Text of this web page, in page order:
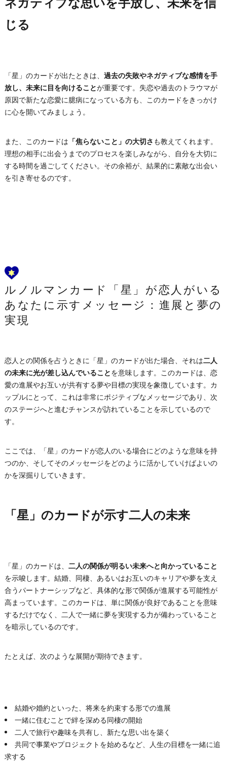
じる
「星」のカードが出たときは、 過去の失敗やネガティブな感情を手
放し、未来に目を向けることが重要です。失恋や過去のトラウマが
原因で新たな恋愛に臆病になっている方も、このカードをきっかけ
に心を開いてみましょう。
また、このカードは 「焦らないこと」の大切さ も教えてくれます。
理想の相手に出会うまでのプロセスを楽しみながら、自分を大切に
する時間を過ごしてください。その余裕が、結果的に素敵な出会い
を引き寄せるのです。
ルノルマンカード「星」が恋人がいる
あなたに示すメッセージ：進展と夢の
実現
恋人との関係を占うときに「星」のカードが出た場合、それは二人
の未来に光が差し込んでいることを意味します。このカードは、恋
愛の進展やお互いが共有する夢や目標の実現を象徴しています。カ
ップルにとって、これは非常にポジティブなメッセージであり、次
のステージへと進むチャンスが訪れていることを示しているので
す。
ここでは、「星」のカードが恋人のいる場合にどのような意味を持
つのか、そしてそのメッセージをどのように活かしていけばよいの
かを深掘りしていきます。
「星」のカードが示す二人の未来
「星」のカードは、 二人の関係が明るい未来へと向かっていること
を示唆します。結婚、同棲、あるいはお互いのキャリアや夢を支え
合うパートナーシップなど、具体的な形で関係が進展する可能性が
高まっています。このカードは、単に関係が良好であることを意味
するだけでなく、二人で一緒に夢を実現する力が備わっていること
を暗示しているのです。
たとえば、次のような展開が期待できます。
結婚や婚約といった、将来を約束する形での進展
一緒に住むことで絆を深める同棲の開始
二人で旅行や趣味を共有し、新たな思い出を築く
共同で事業やプロジェクトを始めるなど、人生の目標を一緒に追
求する